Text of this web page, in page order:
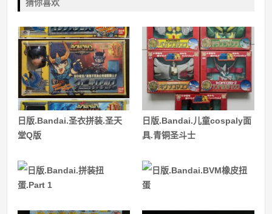
猜你喜欢
日版.Bandai.圣衣拼装.圣天
堂Q版
日版.Bandai.儿童cospaly面
具.青铜圣斗士
日版.Bandai.拼装扭
蛋.Part 1
日版.Bandai.BVM橡皮扭
蛋